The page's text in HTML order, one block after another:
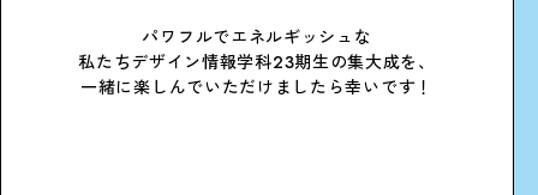
パワフルでエネルギッシュな
私たちデザイン情報学科23期生の集大成を、
一緒に楽しんでいただけましたら幸いです！